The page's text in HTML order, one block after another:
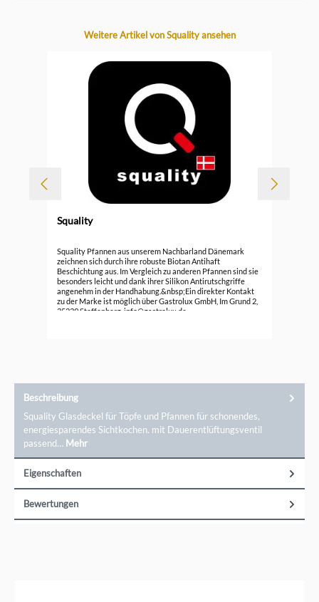
Produktgalerie überspringen
Weitere Artikel von Squality ansehen
Squality
Squality Pfannen aus unserem Nachbarland Dänemark
zeichnen sich durch ihre robuste Biotan Antihaft
Beschichtung aus. Im Vergleich zu anderen Pfannen sind sie
besonders leicht und dank ihrer Silikon Antirutschgriffe
angenehm in der Handhabung.&nbsp;Ein direkter Kontakt
zu der Marke ist möglich über Gastrolux GmbH, Im Grund 2,
35239 Steffenberg, info@gastrolux.de
Beschreibung
Squality Glasdeckel für Töpfe und Pfannen für schonendes,
energiesparendes Sichtkochen. mit Dauerentlüftungsventil
passend… Mehr
Eigenschaften
Bewertungen